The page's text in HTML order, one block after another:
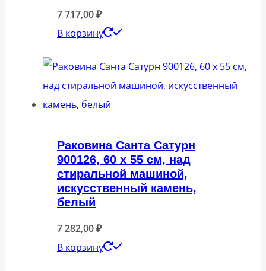
7 717,00₽
В корзину
Раковина Санта Сатурн
900126, 60 x 55 см, над
стиральной машиной,
искусственный камень,
белый
7 282,00₽
В корзину